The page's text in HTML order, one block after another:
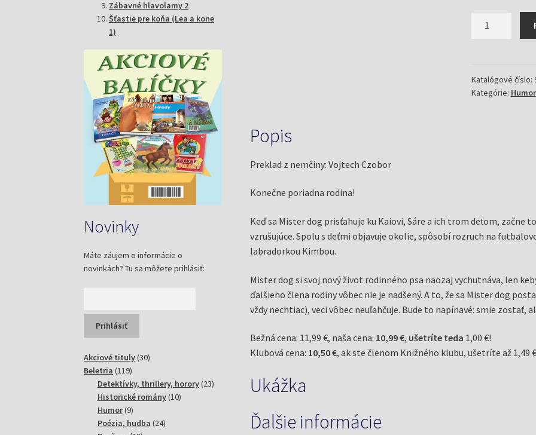
Môj
tajný
Katalógové číslo:
Kategórie: Humor
Popis
Preklad z nemčiny: Vojtech Czobor
Konečne poriadna rodina!
Keď sa Mister dog prisťahuje ku Kaiovi, Sáre a ich trom deťom, začne
vzrušujúce. Spolu s deťmi objavuje okolie, spôsobí rozruch na
labradorkou Kimbou.
Mister dog si svoj nový život rodinného psa naozaj vychutnáva, len
ďalšieho člena rodiny vôbec nie je nadšený. A to, že sa Mister dog
vždy nechtiac), veci vôbec neuľahčuje. Bude to napínavé: smie zostať,
Bežná cena: 11,99 €, naša cena: 10,99 €, ušetríte teda 1,00 €!
Klubová cena: 10,50 €, ak ste členom Knižného klubu, ušetríte až 1,49
Ukážka
Ďalšie informácie
Zábavné hlavolamy 2
Šťastie pre koňa (Lea a kone
1)
Novinky
Máte záujem o informácie o
novinkách? Tu sa môžete prihlásiť:
Akciové tituly 3030
Beletria 119119
produktov
Detektívky, thrillery, horory 2323
Historické romány 1010
Humor 99
produktov
Poézia, hudba 2424